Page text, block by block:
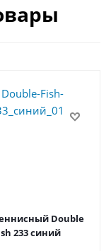
Double
233 синий